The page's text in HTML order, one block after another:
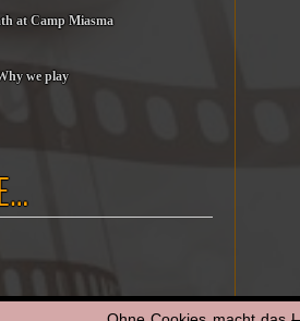
at Camp Miasma
we play